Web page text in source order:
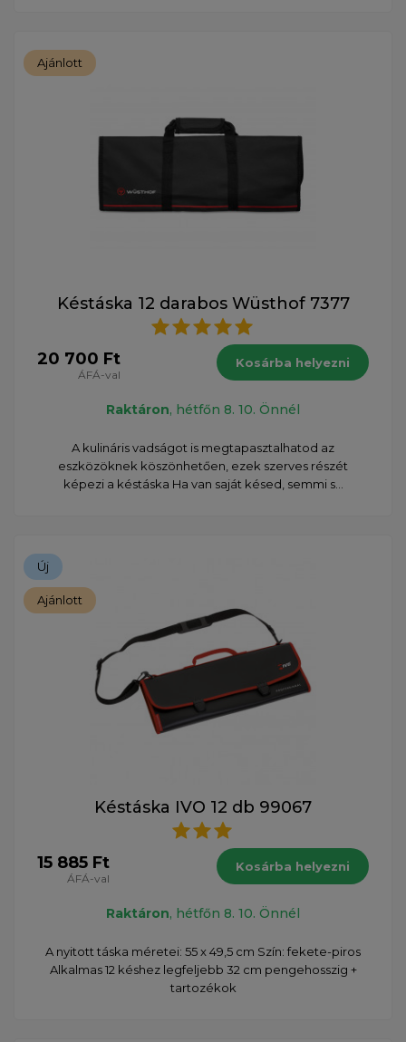
Ajánlott
Késtáska 12 darabos Wüsthof 7377
20 700 Ft
ÁFÁ-val
Kosárba helyezni
Raktáron, hétfőn 8. 10. Önnél
A kulináris vadságot is megtapasztalhatod az
eszközöknek köszönhetően, ezek szerves részét
képezi a késtáska Ha van saját késed, semmi s...
Új
Ajánlott
Késtáska IVO 12 db 99067
15 885 Ft
ÁFÁ-val
Kosárba helyezni
Raktáron, hétfőn 8. 10. Önnél
A nyitott táska méretei: 55 x 49,5 cm Szín: fekete-piros
Alkalmas 12 késhez legfeljebb 32 cm pengehosszig +
tartozékok